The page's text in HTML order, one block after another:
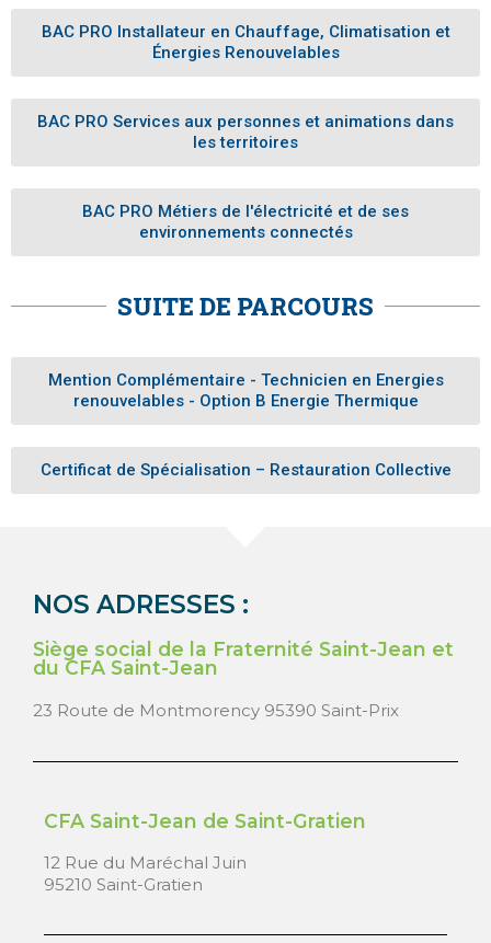
BAC PRO Installateur en Chauffage, Climatisation et
Énergies Renouvelables
BAC PRO Services aux personnes et animations dans
les territoires
BAC PRO Métiers de l'électricité et de ses
environnements connectés
SUITE DE PARCOURS
Mention Complémentaire - Technicien en Energies
renouvelables - Option B Energie Thermique
Certificat de Spécialisation – Restauration Collective
NOS ADRESSES :
Siège social de la Fraternité Saint-Jean et
du CFA Saint-Jean
23 Route de Montmorency 95390 Saint-Prix
CFA Saint-Jean de Saint-Gratien
12 Rue du Maréchal Juin
95210 Saint-Gratien